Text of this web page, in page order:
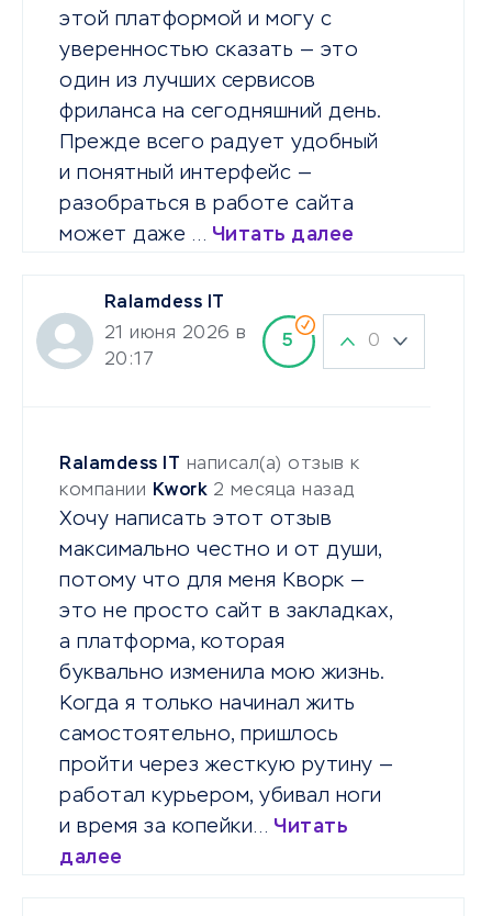
этой платформой и могу с
уверенностью сказать — это
один из лучших сервисов
фриланса на сегодняшний день.
Прежде всего радует удобный
и понятный интерфейс —
разобраться в работе сайта
может даже … Читать далее
Ralamdess IT
21 июня 2026 в
20:17
5 0
Ralamdess IT
написал(а) отзыв к
компании Kwork 2 месяца назад
Хочу написать этот отзыв
максимально честно и от души,
потому что для меня Кворк —
это не просто сайт в закладках,
а платформа, которая
буквально изменила мою жизнь.
Когда я только начинал жить
самостоятельно, пришлось
пройти через жесткую рутину —
работал курьером, убивал ноги
и время за копейки… Читать
далее